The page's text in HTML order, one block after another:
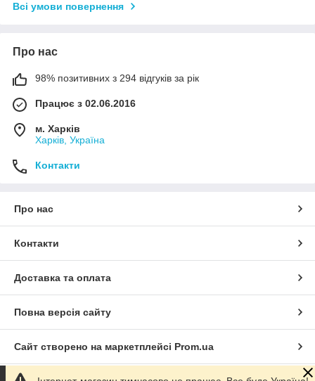
Всі умови повернення
Про нас
98% позитивних з 294 відгуків за рік
Працює з 02.06.2016
м. Харків
Харків, Україна
Контакти
Про нас
Контакти
Доставка та оплата
Повна версія сайту
Сайт створено на маркетплейсі Prom.ua